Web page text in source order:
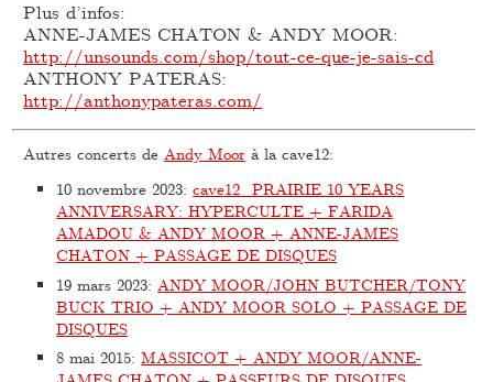
Plus d’infos:
ANNE-JAMES CHATON & ANDY MOOR:
http://unsounds.com/shop/tout-ce-que-je-sais-cd
ANTHONY PATERAS:
http://anthonypateras.com/
Autres concerts deAndy Moor à la cave12:
10 novembre 2023:cave12_PRAIRIE 10 YEARS
ANNIVERSARY: HYPERCULTE + FARIDA
AMADOU & ANDY MOOR + ANNE-JAMES
CHATON + PASSAGE DE DISQUES
19 mars 2023: ANDY MOOR/JOHN BUTCHER/TONY
BUCK TRIO + ANDY MOOR SOLO + PASSAGE DE
DISQUES
8 mai 2015:MASSICOT + ANDY MOOR/ANNE-